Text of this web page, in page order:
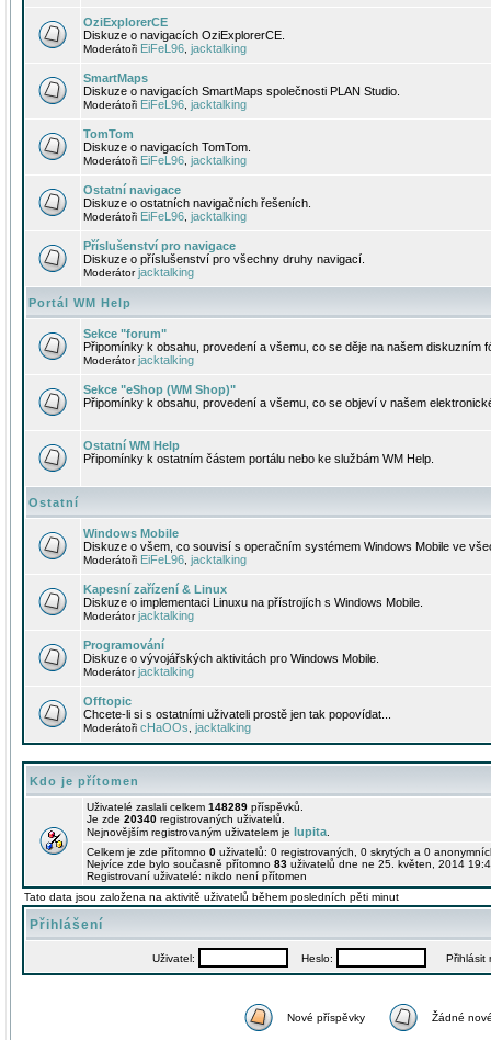
OziExplorerCE
Diskuze o navigacích OziExplorerCE.
Moderátoři EiFeL96 jacktalking
SmartMaps
Diskuze o navigacích SmartMaps společnosti PLAN Studio.
Moderátoři EiFeL96 jacktalking
TomTom
Diskuze o navigacích TomTom.
Moderátoři EiFeL96 jacktalking
Ostatní navigace
Diskuze o ostatních navigačních řešeních.
Moderátoři EiFeL96 jacktalking
Příslušenství pro navigace
Diskuze o příslušenství pro všechny druhy navigací.
Moderátorjacktalking
Portál WM Help
Sekce "forum"
Připomínky k obsahu, provedení a všemu, co se děje na našem diskuzním
Moderátorjacktalking
Sekce "eShop (WM Shop)"
Připomínky k obsahu, provedení a všemu, co se objeví v našem
Ostatní WM Help
Připomínky k ostatním částem portálu nebo ke službám WM Help.
Ostatní
Windows Mobile
Diskuze o všem, co souvisí s operačním systémem Windows Mobile ve
Moderátoři EiFeL96 jacktalking
Kapesní zařízení & Linux
Diskuze o implementaci Linuxu na přístrojích s Windows Mobile.
Moderátorjacktalking
Programování
Diskuze o vývojářských aktivitách pro Windows Mobile.
Moderátorjacktalking
Offtopic
Chcete-li si s ostatními uživateli prostě jen tak popovídat...
Moderátoři cHaOOs jacktalking
Kdo je přítomen
Uživatelé zaslali celkem 148289 příspěvků.
Je zde 20340 registrovaných uživatelů.
Nejnovějším registrovaným uživatelem je lupita
Celkem je zde přítomno 0 uživatelů: 0 registrovaných, 0 skrytých a 0
Nejvíce zde bylo současně přítomno 83 uživatelů dne ne 25. květen, 2014
Registrovaní uživatelé: nikdo není přítomen
Tato data jsou založena na aktivitě uživatelů během posledních pěti minut
Přihlášení
Uživatel: Heslo: Přihlásit
Nové příspěvky Žádné